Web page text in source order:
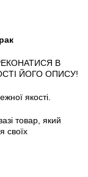
В
ЙОГО ОПИСУ!
якості.
товар, який
своїх